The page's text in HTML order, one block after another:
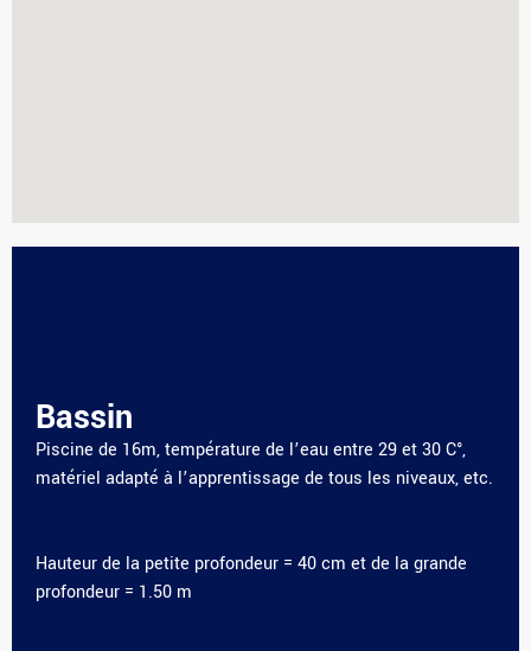
Bassin
Piscine de 16m, température de l’eau entre 29 et 30 C°,
matériel adapté à l’apprentissage de tous les niveaux, etc.
Hauteur de la petite profondeur = 40 cm et de la grande
profondeur = 1.50 m